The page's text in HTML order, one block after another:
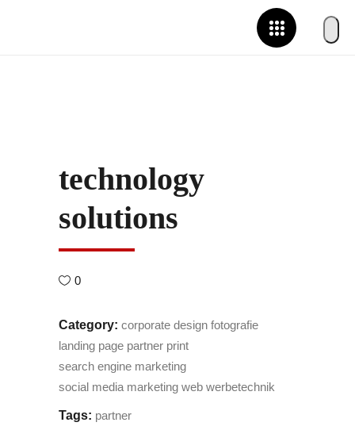
technology
solutions
0
Category: corporate design fotografie
landing page partner print
search engine marketing
social media marketing web werbetechnik
Tags: partner